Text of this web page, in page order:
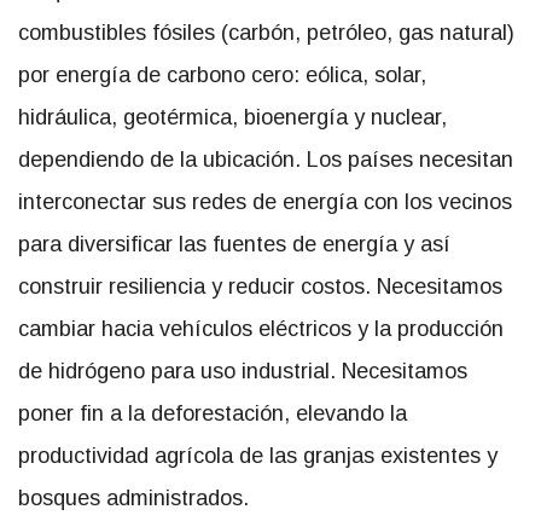
combustibles fósiles (carbón, petróleo, gas natural)
por energía de carbono cero: eólica, solar,
hidráulica, geotérmica, bioenergía y nuclear,
dependiendo de la ubicación. Los países necesitan
interconectar sus redes de energía con los vecinos
para diversificar las fuentes de energía y así
construir resiliencia y reducir costos. Necesitamos
cambiar hacia vehículos eléctricos y la producción
de hidrógeno para uso industrial. Necesitamos
poner fin a la deforestación, elevando la
productividad agrícola de las granjas existentes y
bosques administrados.